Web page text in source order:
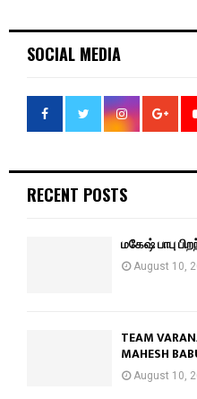
SOCIAL MEDIA
RECENT POSTS
மகேஷ் பாபு
August 10,
TEAM
MAHESH
August 10,